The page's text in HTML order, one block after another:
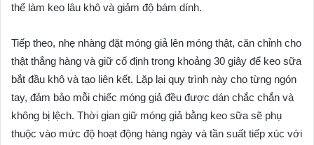
thể làm keo lâu khô và giảm độ bám dính.
Tiếp theo, nhẹ nhàng đặt móng giả lên móng thật, căn chỉnh cho
thật thẳng hàng và giữ cố định trong khoảng 30 giây để keo sữa
bắt đầu khô và tạo liên kết. Lặp lại quy trình này cho từng ngón
tay, đảm bảo mỗi chiếc móng giả đều được dán chắc chắn và
không bị lệch. Thời gian giữ móng giả bằng keo sữa sẽ phụ
thuộc vào mức độ hoạt động hàng ngày và tần suất tiếp xúc với